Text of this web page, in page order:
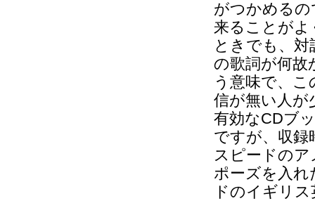
がつかめるの
来ることが
ときでも、
の歌詞が何故
う意味で、
信が無い人が
有効なCDブ
ですが、収録
スピードのア
ポーズを入
ドのイギリ